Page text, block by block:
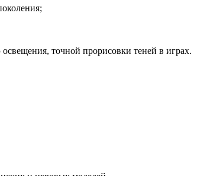
точной прорисовки теней в играх.